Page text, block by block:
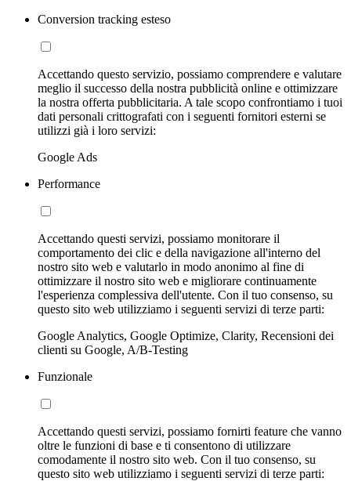
Conversion tracking esteso
Accettando questo servizio, possiamo comprendere e valutare
meglio il successo della nostra pubblicità online e ottimizzare
la nostra offerta pubblicitaria. A tale scopo confrontiamo i tuoi
dati personali crittografati con i seguenti fornitori esterni se
utilizzi già i loro servizi:
Google Ads
Performance
Accettando questi servizi, possiamo monitorare il
comportamento dei clic e della navigazione all'interno del
nostro sito web e valutarlo in modo anonimo al fine di
ottimizzare il nostro sito web e migliorare continuamente
l'esperienza complessiva dell'utente. Con il tuo consenso, su
questo sito web utilizziamo i seguenti servizi di terze parti:
Google Analytics, Google Optimize, Clarity, Recensioni dei
clienti su Google, A/B-Testing
Funzionale
Accettando questi servizi, possiamo fornirti feature che vanno
oltre le funzioni di base e ti consentono di utilizzare
comodamente il nostro sito web. Con il tuo consenso, su
questo sito web utilizziamo i seguenti servizi di terze parti: